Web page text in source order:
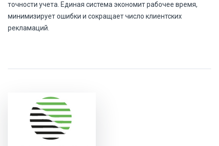
точности учета. Единая система экономит рабочее время,
минимизирует ошибки и сокращает число клиентских
рекламаций.